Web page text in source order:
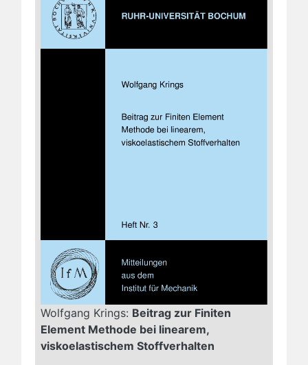
Wolfgang Krings: Beitrag zur Finiten
Element Methode bei linearem,
viskoelastischem Stoffverhalten